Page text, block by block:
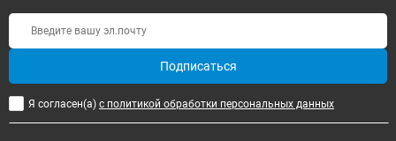
Подписаться
Я согласен(a) с политикой обработки персональных данных